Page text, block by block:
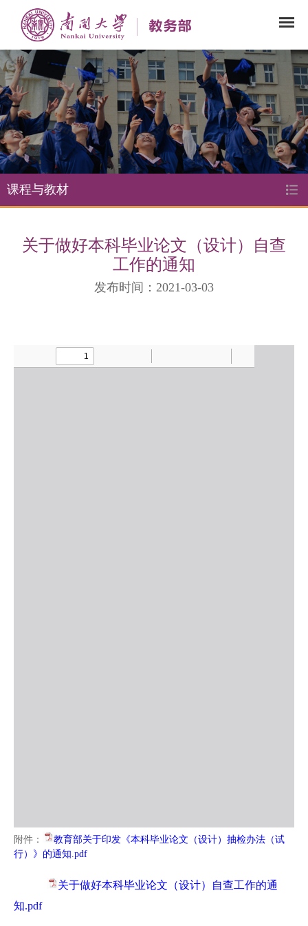
课程与教材
关于做好本科毕业论文（设计）自查
工作的通知
发布时间：2021-03-03
附件：
教育部关于印发《本科毕业论文（设计）抽检办法（试
行）》的通知.pdf
关于做好本科毕业论文（设计）自查工作的通
知.pdf